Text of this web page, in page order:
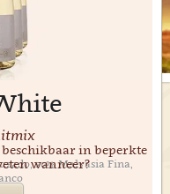
20% Malvasia Fina,
in beperkte
wanneer?